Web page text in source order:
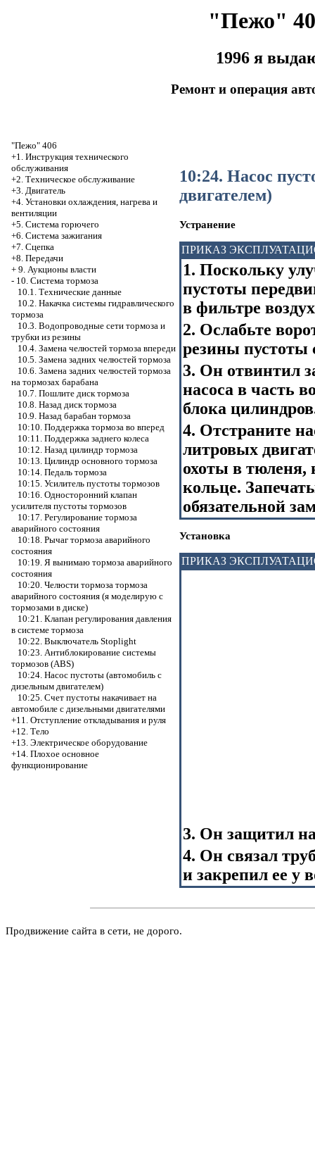
"Пежо"
1996 я
Ремонт и операция
"Пежо" 406
+1. Инструкция технического
обслуживания
+2. Техническое обслуживание
+3. Двигатель
+4. Установки охлаждения, нагрева и
вентиляции
+5. Система горючего
+6. Система зажигания
+7. Сцепка
+8. Передачи
+ 9. Аукционы власти
- 10. Система тормоза
10.1. Технические данные
10.2. Накачка системы гидравлического
тормоза
10.3. Водопроводные сети тормоза и
трубки из резины
10.4. Замена челюстей тормоза впереди
10.5. Замена задних челюстей тормоза
10.6. Замена задних челюстей тормоза
на тормозах барабана
10.7. Пошлите диск тормоза
10.8. Назад диск тормоза
10.9. Назад барабан тормоза
10:10. Поддержка тормоза во вперед
10:11. Поддержка заднего колеса
10:12. Назад цилиндр тормоза
10:13. Цилиндр основного тормоза
10:14. Педаль тормоза
10:15. Усилитель пустоты тормозов
10:16. Односторонний клапан
усилителя пустоты тормозов
10:17. Регулирование тормоза
аварийного состояния
10:18. Рычаг тормоза аварийного
состояния
10:19. Я вынимаю тормоза аварийного
состояния
10:20. Челюсти тормоза тормоза
аварийного состояния (я моделирую с
тормозами в диске)
10:21. Клапан регулирования давления
в системе тормоза
10:22. Выключатель Stoplight
10:23. Антиблокирование системы
тормозов (ABS)
10:24. Насос пустоты (автомобиль с
дизельным двигателем)
10:25. Счет пустоты накачивает на
автомобиле с дизельными двигателями
+11. Отступление откладывания и руля
+12. Тело
+13. Электрическое оборудование
+14. Плохое основное
функционирование
10:24. Насос
двигателем)
Устранение
ПРИКАЗ
1. Поскольку
пустоты
в фильтре
2. Ослабьте
резины пустоты
3. Он отвинтил
насоса в часть
блока
4. Отстраните
литровых
охоты в тюленя,
кольце.
обязательной
Установка
ПРИКАЗ
3. Он защитил
4. Он связал
и закрепил ее у
Продвижение сайта в сети, не дорого.